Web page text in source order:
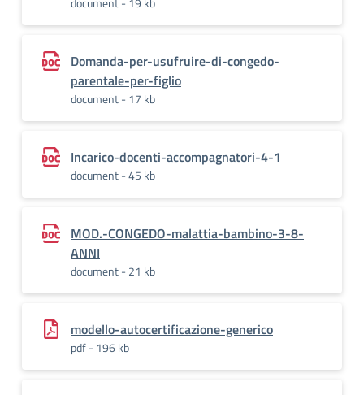
Domanda-per-usufruire-di-congedo-
parentale-per-figlio
document - 17 kb
Incarico-docenti-accompagnatori-4-1
document - 45 kb
MOD.-CONGEDO-malattia-bambino-3-8-
ANNI
document - 21 kb
modello-autocertificazione-generico
pdf - 196 kb